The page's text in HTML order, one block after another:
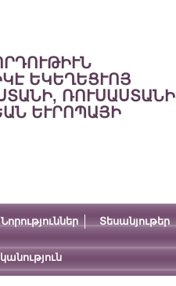
ԵԿԵՂԵՑՒՈՅ
ՌՈՒՍԱՍՏԱՆԻ
ԵՒՐՈՊԱՅԻ
Նորություններ Տեսանյութեր